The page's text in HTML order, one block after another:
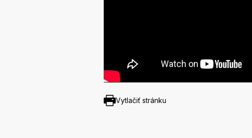
Vytlačiť stránku